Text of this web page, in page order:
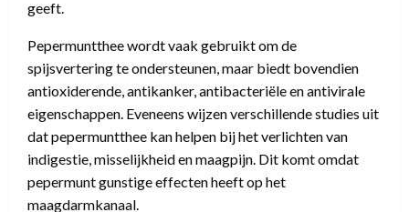
geeft.
Pepermuntthee wordt vaak gebruikt om de
spijsvertering te ondersteunen, maar biedt bovendien
antioxiderende, antikanker, antibacteriële en antivirale
eigenschappen. Eveneens wijzen verschillende studies uit
dat pepermuntthee kan helpen bij het verlichten van
indigestie, misselijkheid en maagpijn. Dit komt omdat
pepermunt gunstige effecten heeft op het
maagdarmkanaal.